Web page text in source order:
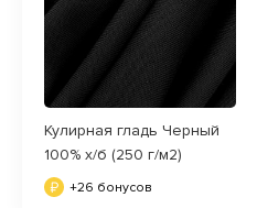
Кулирная гладь Черный
100% х/б (250 г/м2)
+26 бонусов